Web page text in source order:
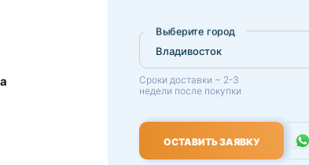
Выберите город
Сроки доставки ~ 2-3
недели после покупки
ОСТАВИТЬ ЗАЯВКУ